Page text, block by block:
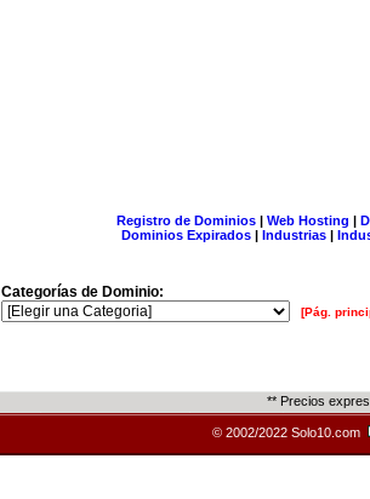
Registro de Dominios| Web Hosting |
Dominios Expirados | Industrias |
Categorías de Dominio:
[Pág.
** Precios
© 2002/2022 Solo10.com